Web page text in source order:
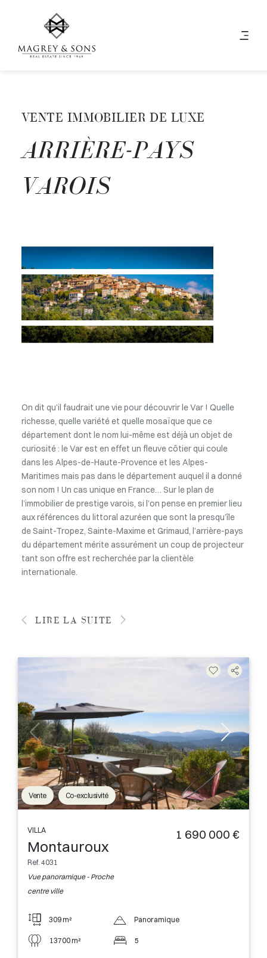
VENTE IMMOBILIER DE LUXE
ARRIÈRE-PAYS
VAROIS
On dit qu’il faudrait une vie pour découvrir le Var ! Quelle
richesse, quelle variété et quelle mosaïque que ce
département dont le nom lui-même est déjà un objet de
curiosité : le Var est en effet un fleuve côtier qui coule
dans les Alpes-de-Haute-Provence et les Alpes-
Maritimes mais pas dans le département auquel il a donné
son nom ! Un cas unique en France… Sur le plan de
l’immobilier de prestige varois, si l’on pense en premier lieu
aux références du littoral azuréen que sont la presqu’île
de Saint-Tropez, Sainte-Maxime et Grimaud, l’arrière-pays
du département mérite assurément un coup de projecteur
tant son offre est recherchée par la clientèle
internationale.
LIRE LA SUITE
Vente Co-exclusivité
VILLA
Montauroux
Ref. 4031
Vue panoramique - Proche
centre ville
1 690 000 €
309 m²
13700 m²
Panoramique
5